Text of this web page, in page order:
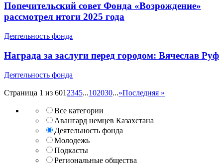
Попечительский совет Фонда «Возрождение»
рассмотрел итоги 2025 года
Деятельность фонда
Награда за заслуги перед городом: Вячеслав Руф
Деятельность фонда
Страница 1 из 601 2345...102030...»Последняя »
Все категории
Авангард немцев Казахстана
Деятельность фонда
Молодежь
Подкасты
Региональные общества